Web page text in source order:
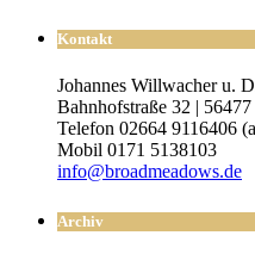
Kontakt
Johannes Willwacher u.
Bahnhofstraße 32 |
Telefon 02664 9116406
Mobil 0171 5138103
info@broadmeadows.de
Archiv